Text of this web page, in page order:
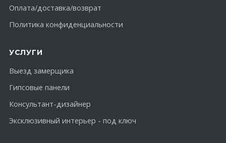
Оплата/доставка/возврат
Политика конфиденциальности
УСЛУГИ
Выезд замерщика
Гипсовые панели
Консультант-дизайнер
Эксклюзивный интерьер - под ключ